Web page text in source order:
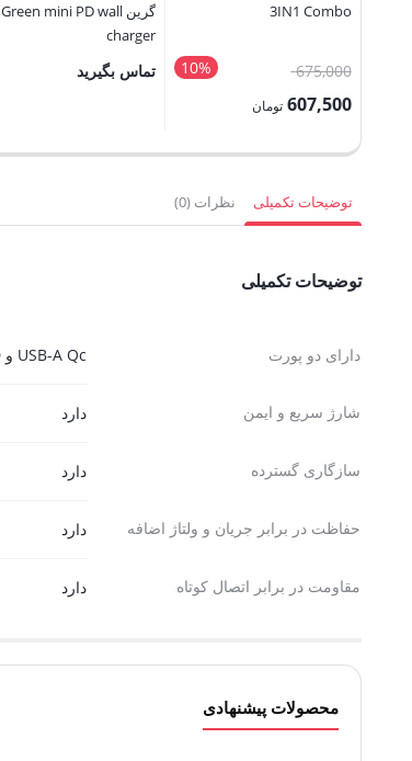
3IN1 Combo
10% 675,000قیمت
اصلی:
بود.
607,500 تومان
607,500 تومان.
گرین Green mini PD wall
charger
تماس بگیرید
توضیحات تکمیلی نظرات (0)
توضیحات تکمیلی
دارای دو پورت USB-A Qc و USB-C PD
شارژ سریع و ایمن دارد
سازگاری گسترده دارد
حفاظت در برابر جریان و ولتاژ اضافه دارد
مقاومت در برابر اتصال کوتاه دارد
محصولات پیشنهادی